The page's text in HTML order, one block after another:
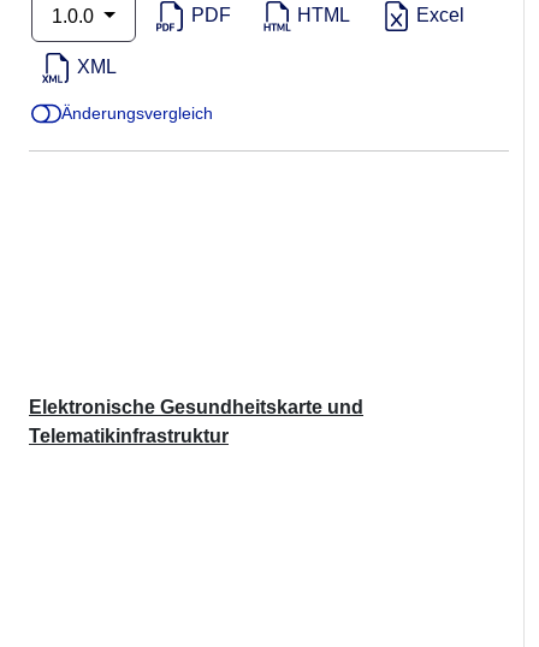
1.0.0 PDF HTML Excel
XML
Änderungsvergleich
Elektronische Gesundheitskarte und
Telematikinfrastruktur